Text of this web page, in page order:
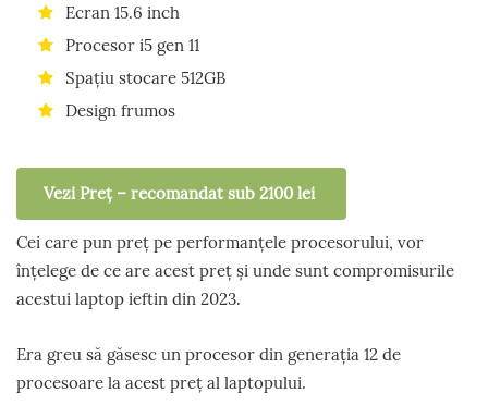
Ecran 15.6 inch
Procesor i5 gen 11
Spațiu stocare 512GB
Design frumos
Vezi Preț – recomandat sub 2100 lei
Cei care pun preț pe performanțele procesorului, vor
înțelege de ce are acest preț și unde sunt compromisurile
acestui laptop ieftin din 2023.
Era greu să găsesc un procesor din generația 12 de
procesoare la acest preț al laptopului.